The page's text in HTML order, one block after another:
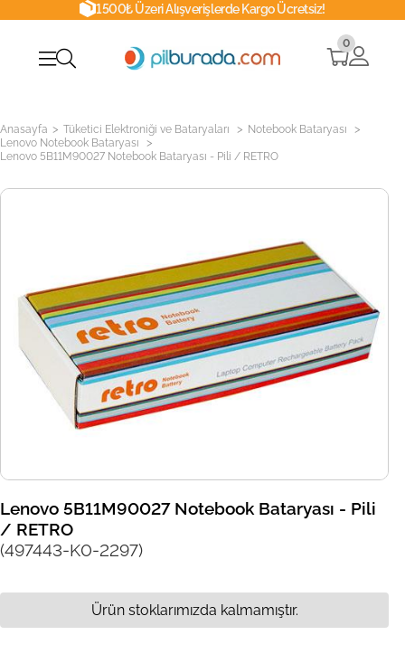
1500₺ Üzeri Alışverişlerde Kargo Ücretsiz!
0
Anasayfa > Tüketici Elektroniği ve Bataryaları > Notebook Bataryası >
Lenovo Notebook Bataryası >
Lenovo 5B11M90027 Notebook Bataryası - Pili / RETRO
Lenovo 5B11M90027 Notebook Bataryası - Pili
/ RETRO
(497443-K0-2297)
Ürün stoklarımızda kalmamıştır.